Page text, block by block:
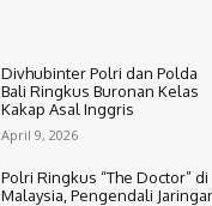
Divhubinter Polri dan Polda
Bali Ringkus Buronan Kelas
Kakap Asal Inggris
April 9, 2026
Polri Ringkus “The Doctor” di
Malaysia, Pengendali